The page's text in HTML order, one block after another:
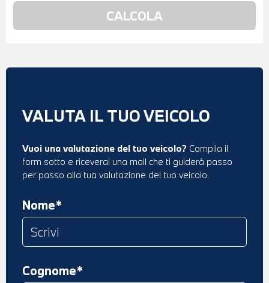
VALUTA IL TUO VEICOLO
Vuoi una valutazione del tuo veicolo? Compila il
form sotto e riceverai una mail che ti guiderà passo
per passo alla tua valutazione del tuo veicolo.
Nome*
Cognome*